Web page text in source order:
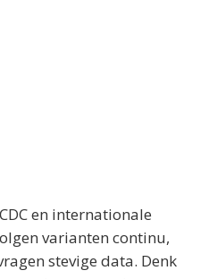
en internationale
varianten continu,
stevige data. Denk